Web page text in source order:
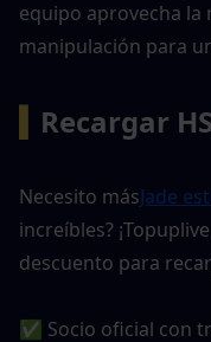
equipo aprovecha la
manipulación para
Recargar
Necesito másJade
increíbles?
descuento para
✅ Socio oficial con